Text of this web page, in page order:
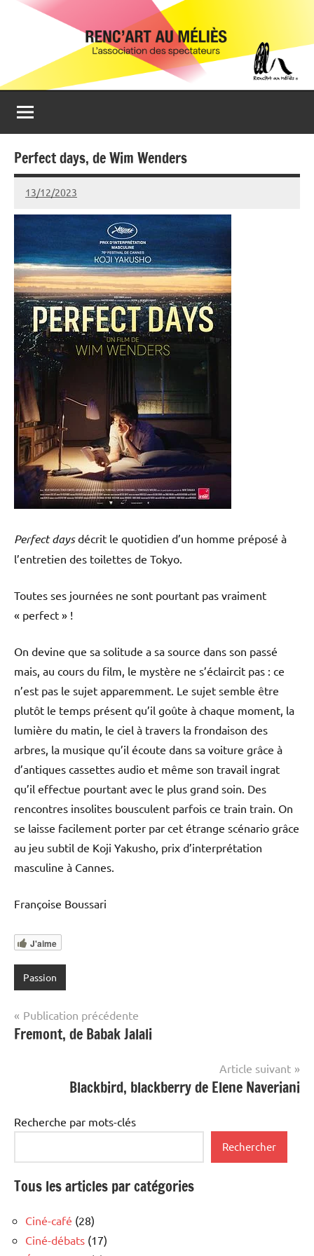
Renc'Art
Méliès
Association
spectateurs
du
cinéma
Le
Montreuil
Perfect days, de Wim Wenders
13/12/2023
Isabelle
Devaux
Perfect daysdécrit le quotidien d’un homme préposé à
l’entretien des toilettes de Tokyo.
Toutes ses journées ne sont pourtant pas vraiment
« perfect » !
On devine que sa solitude a sa source dans son passé
mais, au cours du film, le mystère ne s’éclaircit pas : ce
n’est pas le sujet apparemment. Le sujet semble être
plutôt le temps présent qu’il goûte à chaque moment, la
lumière du matin, le ciel à travers la frondaison des
arbres, la musique qu’il écoute dans sa voiture grâce à
d’antiques cassettes audio et même son travail ingrat
qu’il effectue pourtant avec le plus grand soin. Des
rencontres insolites bousculent parfois ce train train. On
se laisse facilement porter par cet étrange scénario grâce
au jeu subtil de Koji Yakusho, prix d’interprétation
masculine à Cannes.
Françoise Boussari
J'aime
Passion
Navigation
de
Publication précédente
Fremont, de Babak Jalali
Article suivant
Blackbird, blackberry de Elene Naveriani
Recherche par mots-clés
Rechercher
Tous les articles par catégories
Ciné-café (28)
Ciné-débats (17)